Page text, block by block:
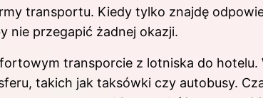
transportu. Kiedy tylko znajdę
nie przegapić żadnej okazji.
transporcie z lotniska do hotelu.
takich jak taksówki czy autobusy.